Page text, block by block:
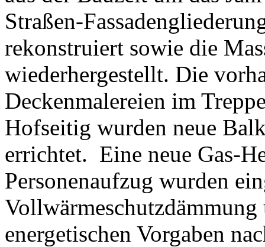
Straßen-
rekonstruiert sowie die
wiederhergestellt. Die
Deckenmalereien im
Hofseitig wurden neue
errichtet. Eine neue Gas-
Personenaufzug wurden
energetischen Vorgaben